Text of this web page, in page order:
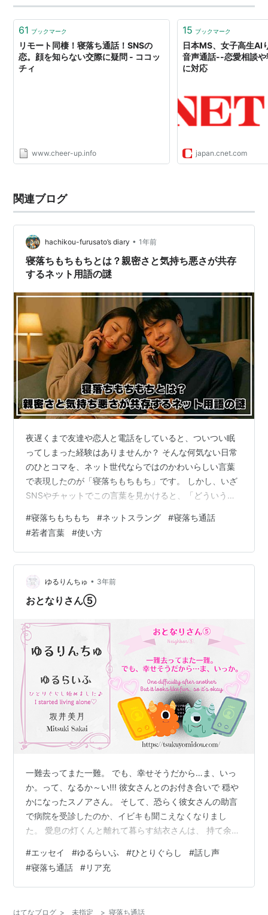
ね。 寝落ち通話の魅力と注意点 寝落ち通話とは？その特
徴と需要 最近、女性の間でも…
61 ブックマーク
リモート同棲！寝落ち通話！SNSの
恋。顔を知らない交際に疑問 - ココッ
チィ
www.cheer-up.info
15 ブックマーク
日本MS、女子高生AI
音声通話--恋愛相談
に対応
japan.cnet.com
関連ブログ
hachikou-furusato’s diary • 1年前
寝落ちもちもちとは？親密さと気持ち悪さが共存
するネット用語の謎
夜遅くまで友達や恋人と電話をしていると、ついつい眠
ってしまった経験はありませんか？ そんな何気ない日常
のひとコマを、ネット世代ならではのかわいらしい言葉
で表現したのが「寝落ちもちもち」です。 しかし、いざ
SNSやチャットでこの言葉を見かけると、「どういう意
ず。 この記事では、「寝落ちもちもち」の基本的な意味
や使い方から、語源やネットでの広まり方、そして親密
さや気持ち悪さといった賛否両論の理由まで、もわかり
やすく解説しています。 気になるやり方や注意点、話題
のスキンケア用語としての“もちもち”も紹介。 この記事
を読めば、あなたもきっと「寝落ちもち…
#寝落ちもちもち #ネットスラング #寝落ち通話
#若者言葉 #使い方
ゆるりんちゅ • 3年前
おとなりさん⑤
一難去ってまた一難。 でも、幸せそうだから…ま、いっ
か。って、なるか～い!!! 彼女さんとのお付き合いで 穏や
かになったスノアさん。 そして、恐らく彼女さんの助言
で病院を受診したのか、イビキも聞こえなくなりまし
た。 愛息の灯くんと離れて暮らす結衣さんは、 持て余し
てね。 【幸せを実感できる人が多いほど、幸福に包まれ
た社会になるのだ～】と思っている人間なので、よかっ
たなぁ～って好意的だったんですよ。 …と、ここまでだ
#エッセイ #ゆるらいふ #ひとりぐらし #話し声
#寝落ち通話 #リア充
はてなブログ > 未指定 > 寝落ち通話